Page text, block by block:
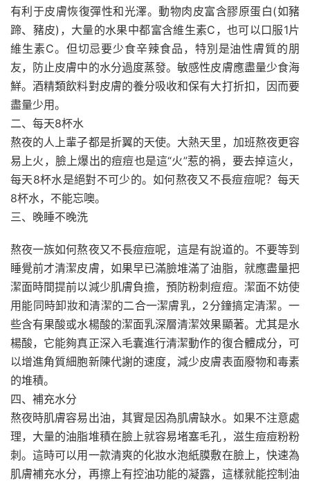
有利于皮膚恢復彈性和光澤。動物肉皮富含膠原蛋白(如豬
蹄、豬皮)，大量的水果中都富含維生素C，也可以口服1片
維生素C。但切忌要少食辛辣食品，特別是油性膚質的朋
友，防止皮膚中的水分過度蒸發。敏感性皮膚應盡量少食海
鮮。酒精類飲料對皮膚的養分吸收和保有大打折扣，因而要
盡量少用。
二、每天8杯水
熬夜的人上輩子都是折翼的天使。大熱天里，加班熬夜更容
易上火，臉上爆出的痘痘也是這“火”惹的禍，要去掉這火，
每天8杯水是絕對不可少的。如何熬夜又不長痘痘呢？每天
8杯水，不能忘噢。
三、晚睡不晚洗
熬夜一族如何熬夜又不長痘痘呢，這是有說道的。不要等到
睡覺前才清潔皮膚，如果早已滿臉堆滿了油脂，就應盡量把
潔面時間提前以減少肌膚負擔，預防粉刺痘痘。潔面不妨使
用能同時卸妝和清潔的二合一潔膚乳，2分鐘搞定清潔。一
些含有果酸或水楊酸的潔面乳深層清潔效果顯著。尤其是水
楊酸，它能夠真正深入毛囊進行清潔動作的復合體成分，可
以增進角質細胞新陳代謝的速度，減少皮膚表面廢物和毒素
的堆積。
四、補充水分
熬夜時肌膚容易出油，其實是因為肌膚缺水。如果不注意處
理，大量的油脂堆積在臉上就容易堵塞毛孔，滋生痘痘粉粉
刺。這時可以用一款清爽的化妝水泡紙膜敷在臉上，快速為
肌膚補充水分，再擦上有控油功能的凝露，這樣就能控制油